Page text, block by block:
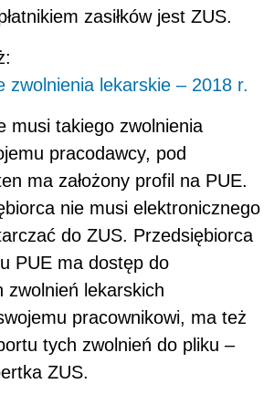
zasiłków jest ZUS.
zwolnienia lekarskie – 2018 r.
musi takiego zwolnienia
pracodawcy, pod
ma założony profil na PUE.
nie musi elektronicznego
do ZUS. Przedsiębiorca
PUE ma dostęp do
zwolnień lekarskich
pracownikowi, ma też
tych zwolnień do pliku –
ZUS.